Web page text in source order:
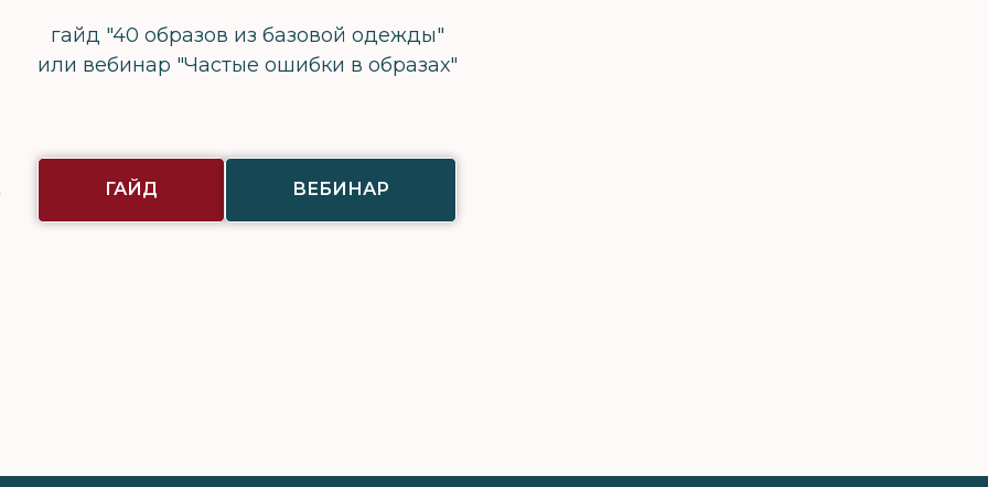
гайд "40 образов из базовой одежды"
или вебинар "Частые ошибки в образах"
ГАЙД ВЕБИНАР